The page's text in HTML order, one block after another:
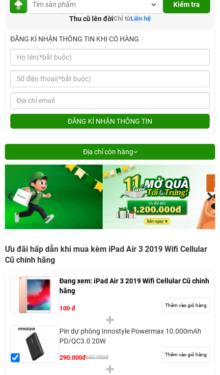
Kiểm tra
Thu cũ lên đờiChỉ từLiên hệ
ĐĂNG KÍ NHẬN THÔNG TIN KHI CÓ HÀNG
ĐĂNG KÍ NHẬN THÔNG TIN
Địa chỉ còn hàng
Ưu đãi hấp dẫn khi mua kèm iPad Air 3 2019 Wifi Cellular
Cũ chính hãng
Đang xem: iPad Air 3 2019 Wifi Cellular Cũ chính
hãng
100 đ Thêm vào giỏ hàng
Pin dự phòng Innostyle Powermax 10.000mAh
PD/QC3.0 20W
290.000đ650.000đ Thêm vào giỏ hàng